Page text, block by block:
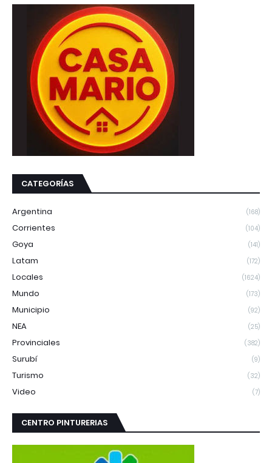
CATEGORÍAS
Argentina (168)
Corrientes (104)
Goya (141)
Latam (172)
Locales (1624)
Mundo (173)
Municipio (92)
NEA (25)
Provinciales (382)
Surubí (9)
Turismo (32)
Video (7)
CENTRO PINTURERIAS